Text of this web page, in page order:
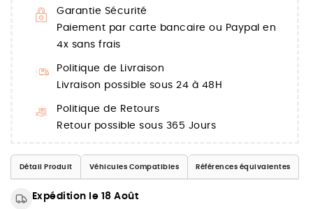
Garantie Sécurité
Paiement par carte bancaire ou Paypal en
4x sans frais
Politique de Livraison
Livraison possible sous 24 à 48H
Politique de Retours
Retour possible sous 365 Jours
Détail Produit Véhicules Compatibles Références équivalentes
Expédition le 18 Août